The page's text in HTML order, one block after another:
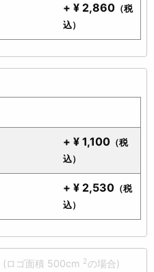
+ ¥ 2,860 （税
込）
+ ¥ 1,100 （税
込）
+ ¥ 2,530 （税
込）
(ロゴ面積 500cm 2の場合)